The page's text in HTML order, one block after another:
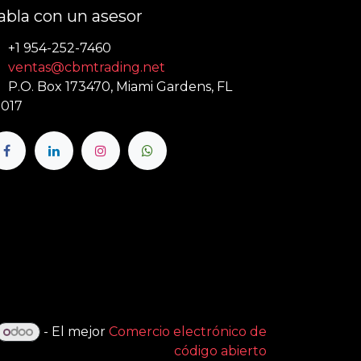
con un asesor
+1 954-252-7460
ventas@cbmtrading.net
P.O. Box 173470, Miami Gardens, FL
- El mejor Comercio electrónico de
código abierto